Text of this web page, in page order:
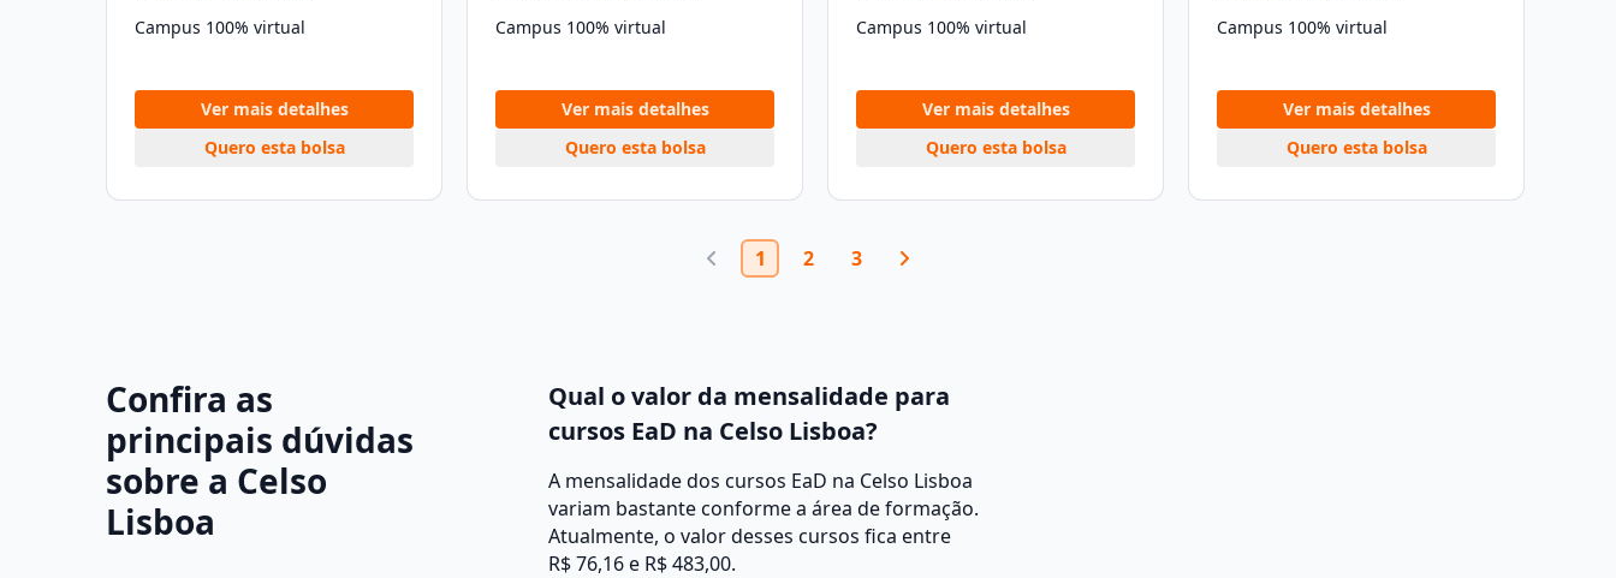
Campus 100% virtual
Ver mais detalhes
Quero esta bolsa
Campus 100% virtual
Ver mais detalhes
Quero esta bolsa
Campus 100% virtual
Ver mais detalhes
Quero esta bolsa
Campus 100% virtual
Ver mais detalhes
Quero esta bolsa
1 2 3
Confira as
principais dúvidas
sobre a Celso
Lisboa
Qual o valor da mensalidade para
cursos EaD na Celso Lisboa?
A mensalidade dos cursos EaD na Celso Lisboa
variam bastante conforme a área de formação.
Atualmente, o valor desses cursos fica entre
R$ 76,16 e R$ 483,00.